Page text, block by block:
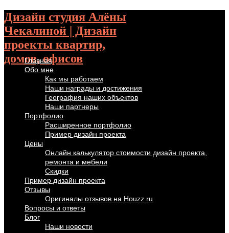
Дизайн студия Алёны
Чекалиной | Дизайн
проекты квартир,
домов, офисов
Главная
Обо мне
Как мы работаем
Наши награды и достижения
География наших объектов
Наши партнеры
Портфолио
Расширенное портфолио
Пример дизайн проекта
Цены
Онлайн калькулятор стоимости дизайн проекта,
ремонта и мебели
Скидки
Пример дизайн проекта
Отзывы
Оригиналы отзывов на Houzz.ru
Вопросы и ответы
Блог
Наши новости